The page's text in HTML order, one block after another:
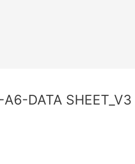
DATA SHEET_V3